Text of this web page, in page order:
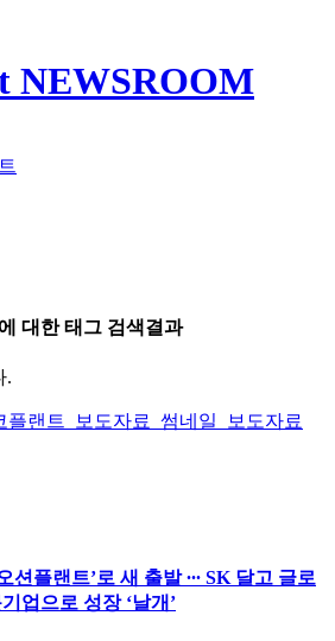
NEWSROOM
대한 태그 검색결과
.
션플랜트’로 새 출발 ∙∙∙ SK 달고 글로
업으로 성장 ‘날개’